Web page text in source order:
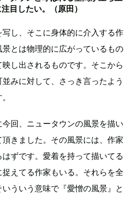
目したい。（原田）
写し、そこに身体的に介入する作
とは物理的に広がっているもの
し出されるものです。そこから
みに対して、さっき言ったよう
回、ニュータウンの風景を描い
きました。その風景には、作家
ずです。愛着を持って描いてる
えてる作家もいる。それらを全
ういう意味で『愛憎の風景』と